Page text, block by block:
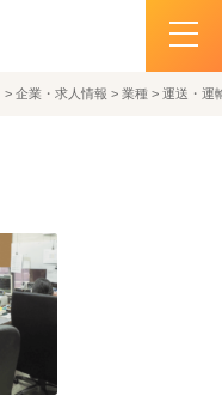
> 企業・求人情報 > 業種 > 運送・運